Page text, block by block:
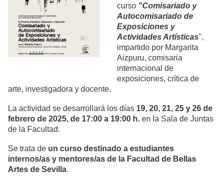
curso "Comisariado y
Autocomisariado de
Exposiciones y
Actividades Artísticas",
impartido por Margarita
Aizpuru, comisaria
internacional de
exposiciones, crítica de
arte, investigadora y docente.
La actividad se desarrollará los días 19, 20, 21, 25 y 26 de
febrero de 2025, de 17:00 a 19:00 h. en la Sala de Juntas
de la Facultad.
Se trata de un curso destinado a estudiantes
internos/as y mentores/as de la Facultad de Bellas
Artes de Sevilla.